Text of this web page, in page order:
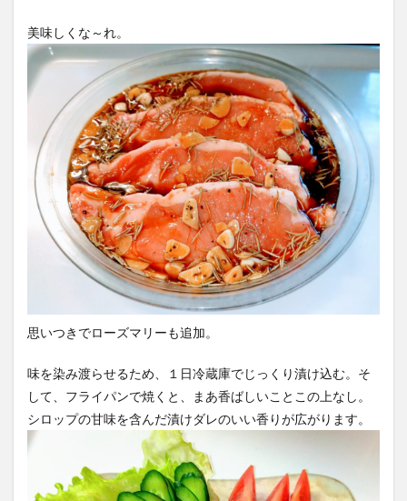
美味しくな～れ。
思いつきでローズマリーも追加。
味を染み渡らせるため、１日冷蔵庫でじっくり漬け込む。そ
して、フライパンで焼くと、まあ香ばしいことこの上なし。
シロップの甘味を含んだ漬けダレのいい香りが広がります。
グリーンコーラ
コーラの実
コーラの歴史 麹
コカ・コーラ
クラフトコーラ
SDGs
検索